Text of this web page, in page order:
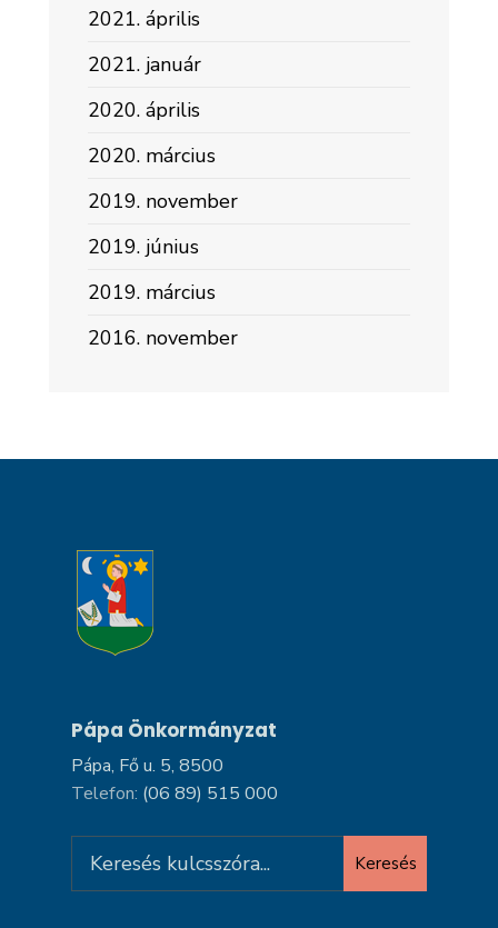
2021. április
2021. január
2020. április
2020. március
2019. november
2019. június
2019. március
2016. november
Pápa Önkormányzat
Pápa, Fő u. 5, 8500
Telefon: (06 89) 515 000
for:
Keresés